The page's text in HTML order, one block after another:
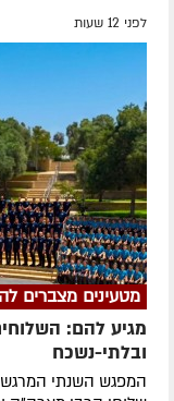
לפני 12 שעות
מטעינים מצברים
מגיע להם:
ובלתי-נשכח
המפגש השנתי המרגש